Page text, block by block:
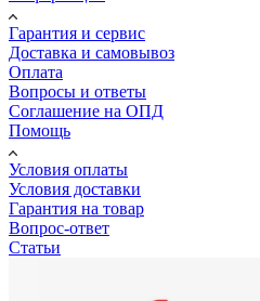
Гарантия и сервис
Доставка и самовывоз
Оплата
Вопросы и ответы
Соглашение на ОПД
Помощь
Условия оплаты
Условия доставки
Гарантия на товар
Вопрос-ответ
Статьи